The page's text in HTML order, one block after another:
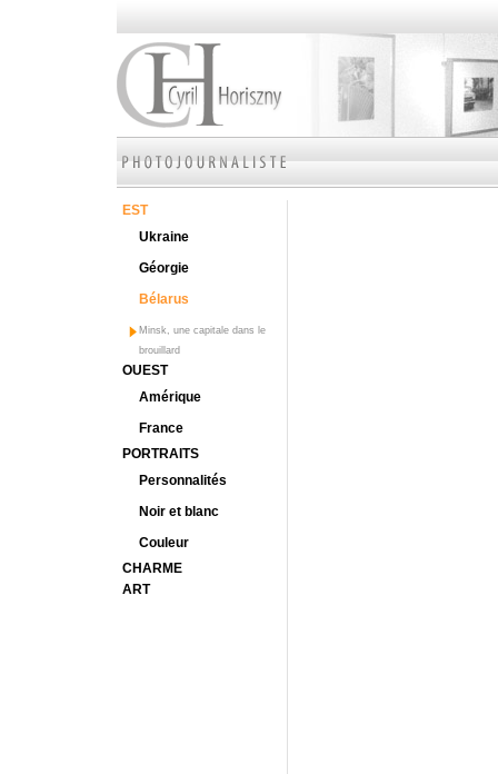
EST
Ukraine
Géorgie
Bélarus
Minsk, une capitale dans le
brouillard
OUEST
Amérique
France
PORTRAITS
Personnalités
Noir et blanc
Couleur
CHARME
ART